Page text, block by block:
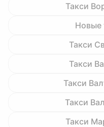
Такси
Новые
Такси
Такси
Такси
Такси
Такси